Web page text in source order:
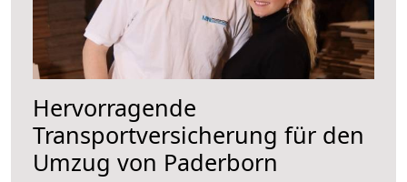
Hervorragende
Transportversicherung für den
Umzug von Paderborn